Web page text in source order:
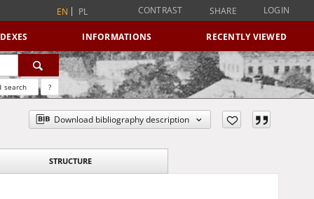
EN PL CONTRAST SHARE LOGIN
INFORMATIONS RECENTLY VIEWED
search ?
Download bibliography description
STRUCTURE